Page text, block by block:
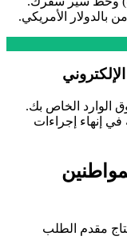
الأمريكي.
الوارد الخاص بك.
إنهاء إجراءات
مقدم الطلب